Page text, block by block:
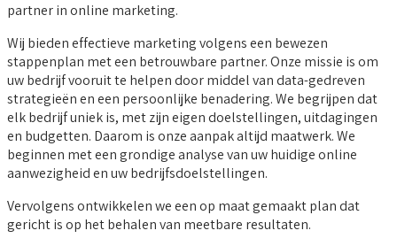
partner in online marketing.
Wij bieden effectieve marketing volgens een bewezen
stappenplan met een betrouwbare partner. Onze missie is om
uw bedrijf vooruit te helpen door middel van data-gedreven
strategieën en een persoonlijke benadering. We begrijpen dat
elk bedrijf uniek is, met zijn eigen doelstellingen, uitdagingen
en budgetten. Daarom is onze aanpak altijd maatwerk. We
beginnen met een grondige analyse van uw huidige online
aanwezigheid en uw bedrijfsdoelstellingen.
Vervolgens ontwikkelen we een op maat gemaakt plan dat
gericht is op het behalen van meetbare resultaten.